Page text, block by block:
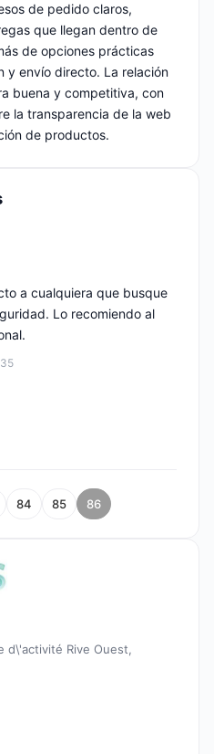
de pedido claros,
que llegan dentro de
de opciones prácticas
y envío directo. La relación
buena y competitiva, con
la transparencia de la web
de productos.
a cualquiera que busque
Lo recomiendo al
84 85 86
d\'activité Rive Ouest,